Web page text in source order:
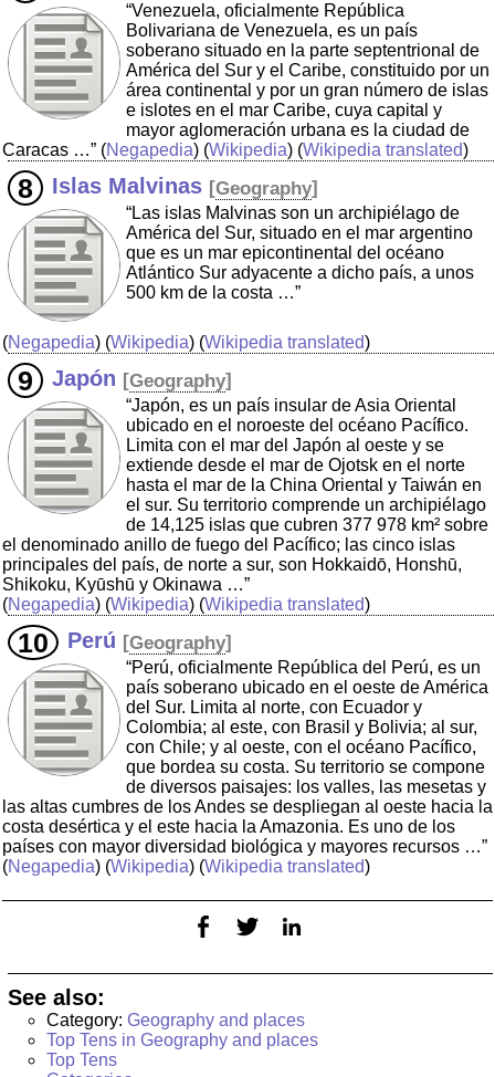
“Venezuela, oficialmente República
Bolivariana de Venezuela, es un país
soberano situado en la parte septentrional de
América del Sur y el Caribe, constituido por un
área continental y por un gran número de islas
e islotes en el mar Caribe, cuya capital y
mayor aglomeración urbana es la ciudad de
Caracas …” (Negapedia) (Wikipedia) (Wikipedia translated)
Islas Malvinas [Geography]
“Las islas Malvinas son un archipiélago de
América del Sur, situado en el mar argentino
que es un mar epicontinental del océano
Atlántico Sur adyacente a dicho país, a unos
500 km de la costa …”
(Negapedia) (Wikipedia) (Wikipedia translated)
Japón [Geography]
“Japón, es un país insular de Asia Oriental
ubicado en el noroeste del océano Pacífico.
Limita con el mar del Japón al oeste y se
extiende desde el mar de Ojotsk en el norte
hasta el mar de la China Oriental y Taiwán en
el sur. Su territorio comprende un archipiélago
de 14,125 islas que cubren 377 978 km² sobre
el denominado anillo de fuego del Pacífico; las cinco islas
principales del país, de norte a sur, son Hokkaidō, Honshū,
Shikoku, Kyūshū y Okinawa …”
(Negapedia) (Wikipedia) (Wikipedia translated)
Perú [Geography]
“Perú, oficialmente República del Perú, es un
país soberano ubicado en el oeste de América
del Sur. Limita al norte, con Ecuador y
Colombia; al este, con Brasil y Bolivia; al sur,
con Chile; y al oeste, con el océano Pacífico,
que bordea su costa. Su territorio se compone
de diversos paisajes: los valles, las mesetas y
las altas cumbres de los Andes se despliegan al oeste hacia la
costa desértica y el este hacia la Amazonia. Es uno de los
países con mayor diversidad biológica y mayores recursos …”
(Negapedia) (Wikipedia) (Wikipedia translated)
See also:
Category: Geography and places
Top Tens in Geography and places
Top Tens